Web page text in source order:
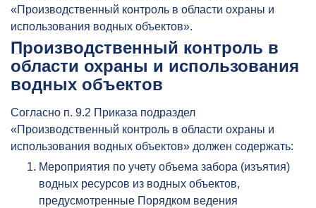
«Производственный контроль в области охраны и
использования водных объектов».
Производственный контроль в
области охраны и использования
водных объектов
Согласно п. 9.2 Приказа подраздел
«Производственный контроль в области охраны и
использования водных объектов» должен содержать:
Мероприятия по учету объема забора (изъятия)
водных ресурсов из водных объектов,
предусмотренные Порядком ведения